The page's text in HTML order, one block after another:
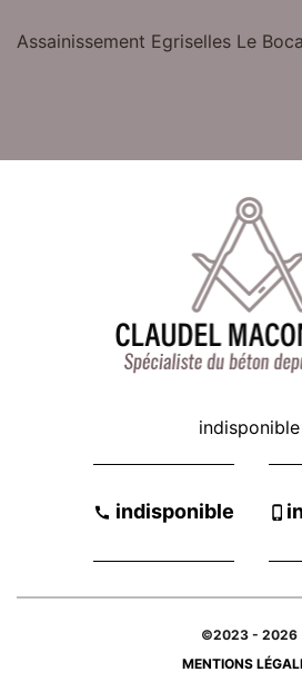
Assainissement Egriselles Le
indisponible
indisponible
©2023 - 2026
MENTIONS